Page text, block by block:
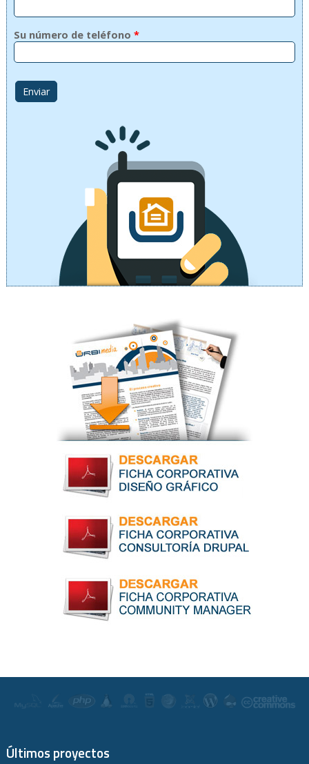
Su número de teléfono *
Últimos proyectos